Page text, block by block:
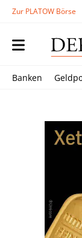
Zur PLATOW Börse
Banken